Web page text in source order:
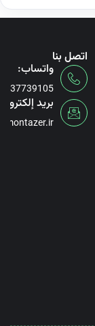
اتصل بنا
واتساب:
بريد